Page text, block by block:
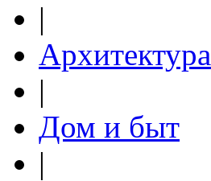
|
Архитектура
|
Дом и быт
|